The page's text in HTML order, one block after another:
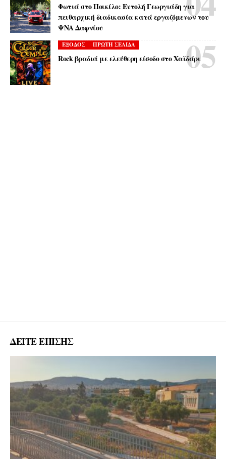
Φωτιά στο Ποικίλο: Εντολή Γεωργιάδη για
πειθαρχική διαδικασία κατά εργαζόμενων του
ΨΝΑ Δαφνίου
ΕΞΟΔΟΣ ΠΡΩΤΗ ΣΕΛΙΔΑ
Rock βραδιά με ελεύθερη είσοδο στο Χαϊδάρι
ΔΕΙΤΕ ΕΠΙΣΗΣ